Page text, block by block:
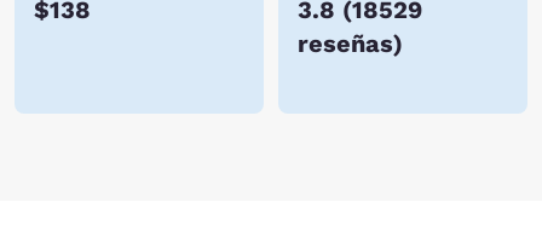
$138 3.8 (18529
reseñas)